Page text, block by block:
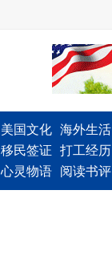
美国文化 海外生活
移民签证
打工经历
心灵物语 阅读书评